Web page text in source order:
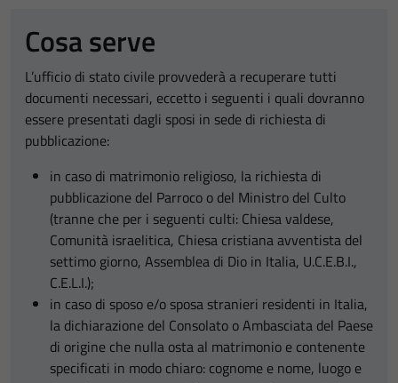
Cosa serve
L’ufficio di stato civile provvederà a recuperare tutti
documenti necessari, eccetto i seguenti i quali dovranno
essere presentati dagli sposi in sede di richiesta di
pubblicazione:
in caso di matrimonio religioso, la richiesta di
pubblicazione del Parroco o del Ministro del Culto
(tranne che per i seguenti culti: Chiesa valdese,
Comunità israelitica, Chiesa cristiana avventista del
settimo giorno, Assemblea di Dio in Italia, U.C.E.B.I.,
C.E.L.I.);
in caso di sposo e/o sposa stranieri residenti in Italia,
la dichiarazione del Consolato o Ambasciata del Paese
di origine che nulla osta al matrimonio e contenente
specificati in modo chiaro: cognome e nome, luogo e